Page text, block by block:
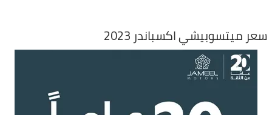
سعر ميتسوبيشي اكسباندر 2023